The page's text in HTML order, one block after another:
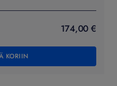
174,00 €
KORIIN